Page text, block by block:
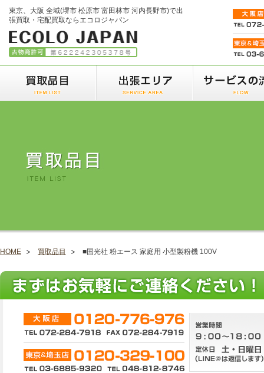
東京、大阪 全域(堺市 松原市 富田林市 河内長野市)で出
張買取・宅配買取ならエコロジャパン
HOME 買取品目 ■国光社 粉エース 家庭用 小型製粉機 100V